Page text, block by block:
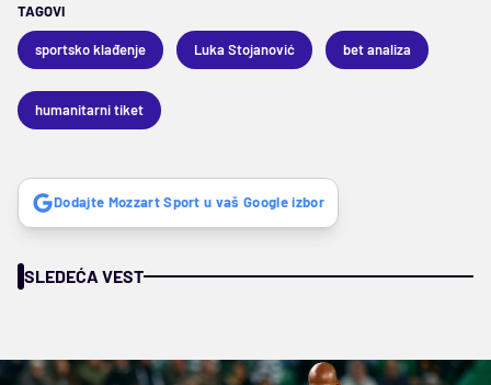
TAGOVI
sportsko klađenje Luka Stojanović bet analiza
humanitarni tiket
Dodajte Mozzart Sport u vaš Google izbor
SLEDEĆA VEST